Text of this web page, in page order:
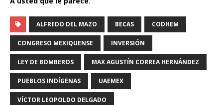
ALFREDO DEL MAZO BECAS CODHEM
CONGRESO MEXIQUENSE INVERSIÓN
LEY DE BOMBEROS MAX AGUSTÍN CORREA HERNÁNDEZ
PUEBLOS INDÍGENAS UAEMEX
VÍCTOR LEOPOLDO DELGADO